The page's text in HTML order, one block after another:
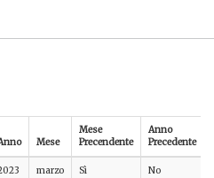
Mese
Mese
Precendente
Anno
Precedente
marzo Sì No